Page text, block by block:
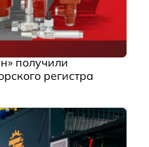
получили
регистра